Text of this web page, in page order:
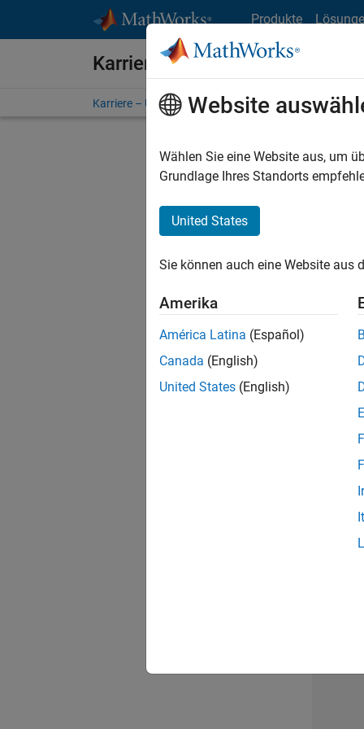
Produkte
Karriere bei MathWorks
Karriere – Übersicht Stellensuche
Es
Website
Wählen Sie eine Website aus, um
Grundlage Ihres Standorts
United States
Sie können auch eine Website aus
Amerika
América Latina (Español)
Canada (English)
United States (English)